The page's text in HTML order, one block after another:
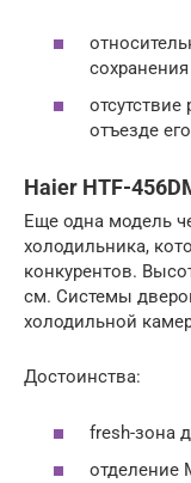
отъезде
Haier HTF-
Еще одна модель
холодильника,
конкурентов.
см. Системы
холодильной
Достоинства:
fresh-зона
отделение